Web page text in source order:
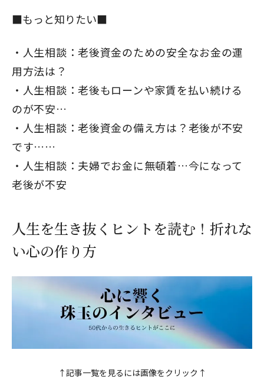
■もっと知りたい■
人生相談：老後資金のための安全なお金の運
用方法は？
人生相談：老後もローンや家賃を払い続ける
のが不安…
人生相談：老後資金の備え方は？老後が不安
です……
人生相談：夫婦でお金に無頓着…今になって
老後が不安
人生を生き抜くヒントを読む！折れな
い心の作り方
↑記事一覧を見るには画像をクリック ↑
閉じる